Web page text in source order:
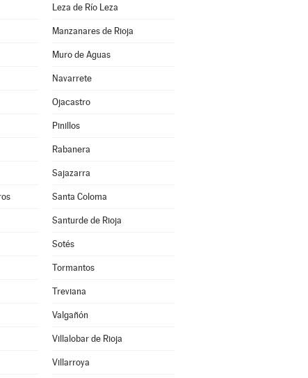
Leza de Río Leza
Manzanares de Rioja
Muro de Aguas
Navarrete
Ojacastro
Pinillos
Rabanera
Sajazarra
Santa Coloma
Santurde de Rioja
Sotés
Tormantos
Treviana
Valgañón
Villalobar de Rioja
Villarroya